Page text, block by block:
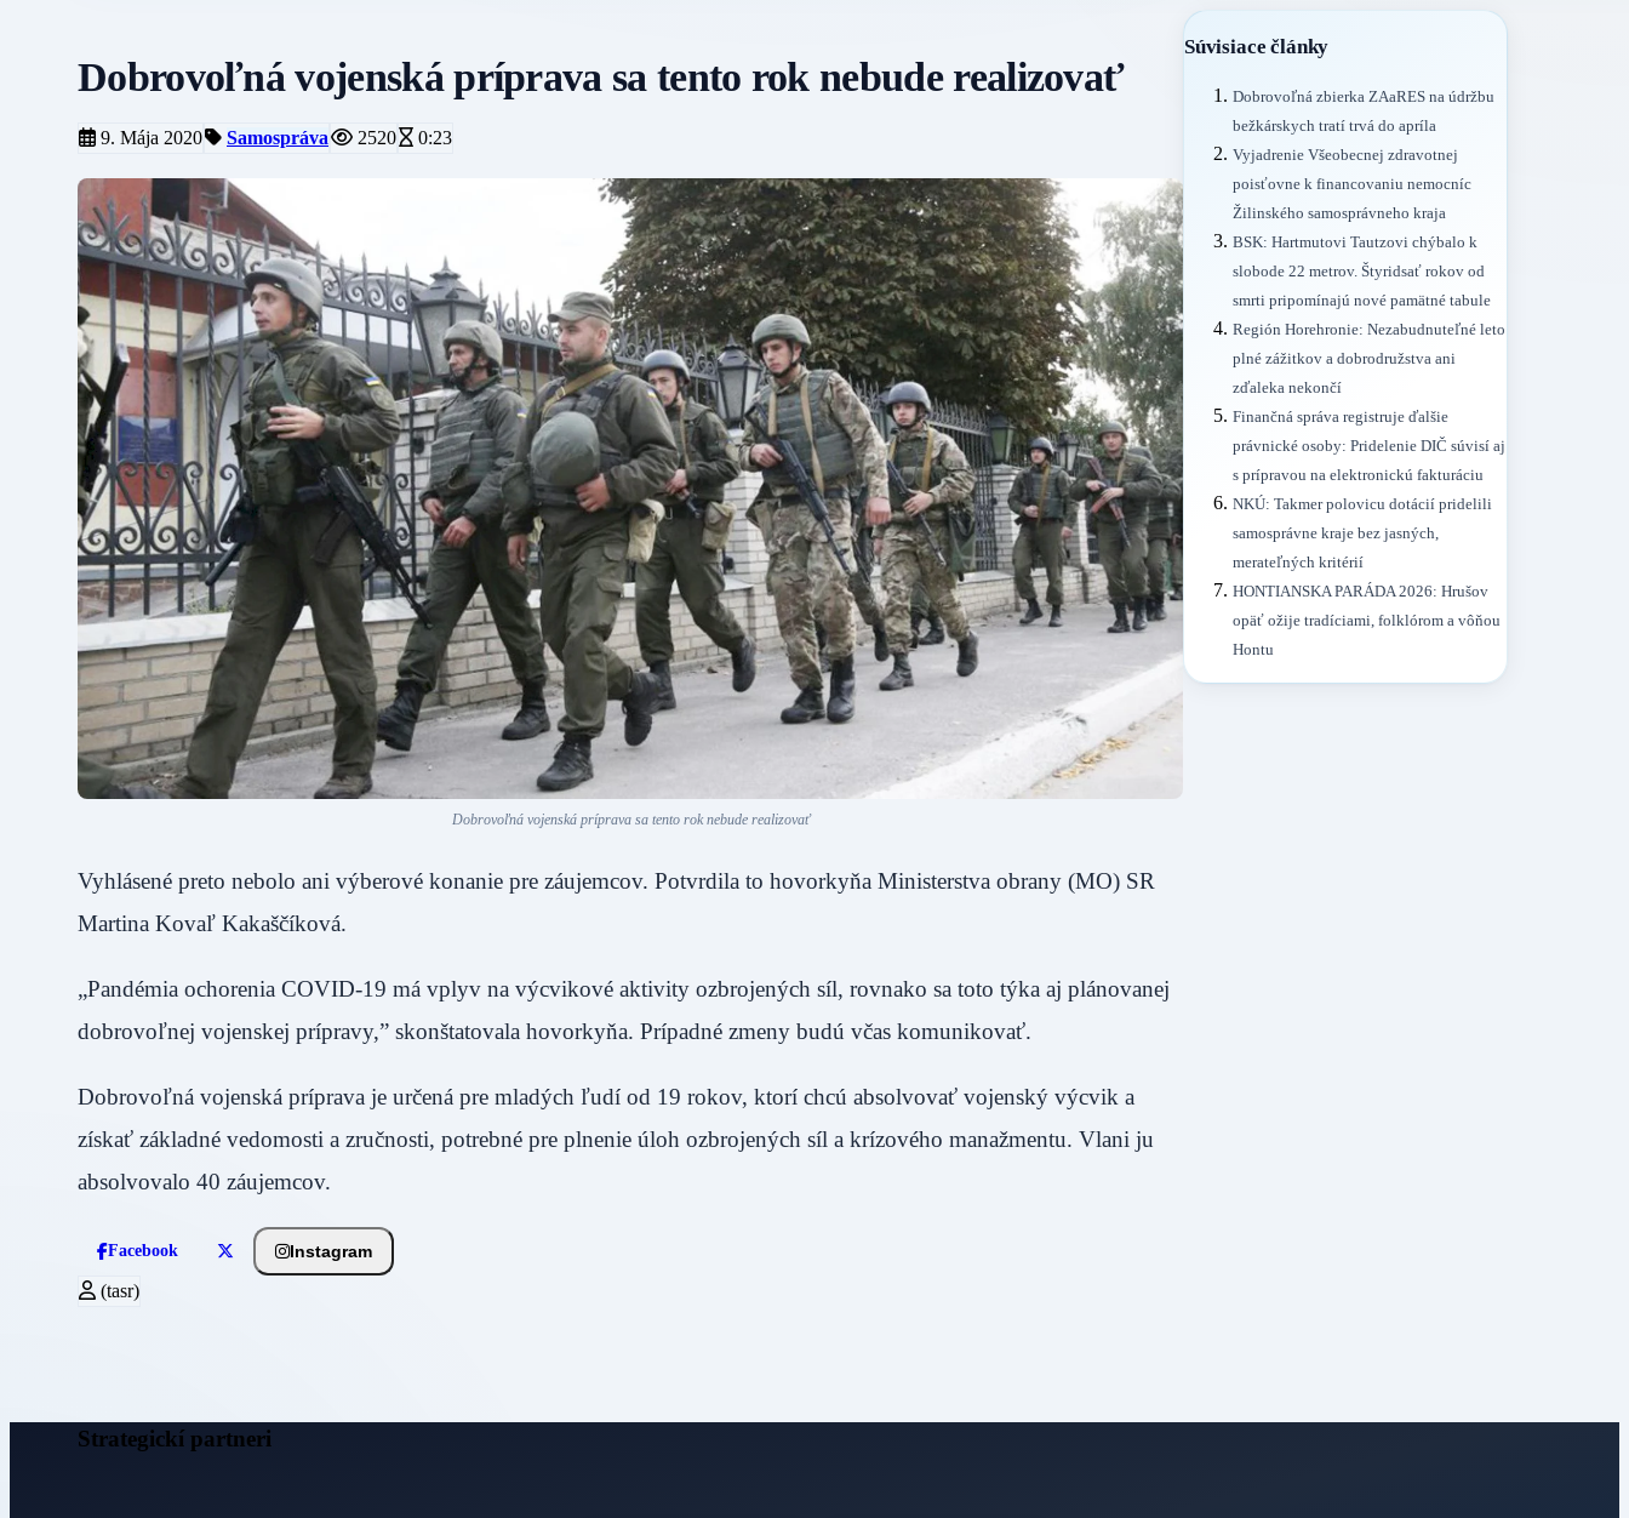
Dobrovoľná vojenská príprava sa tento rok nebude realizovať
9. Mája 2020 Samospráva 2520 0:23
Dobrovoľná vojenská príprava sa tento rok nebude realizovať
Vyhlásené preto nebolo ani výberové konanie pre záujemcov. Potvrdila to hovorkyňa Ministerstva obrany (MO) SR
Martina Kovaľ Kakaščíková.
„Pandémia ochorenia COVID-19 má vplyv na výcvikové aktivity ozbrojených síl, rovnako sa toto týka aj plánovanej
dobrovoľnej vojenskej prípravy,” skonštatovala hovorkyňa. Prípadné zmeny budú včas komunikovať.
Dobrovoľná vojenská príprava je určená pre mladých ľudí od 19 rokov, ktorí chcú absolvovať vojenský výcvik a
získať základné vedomosti a zručnosti, potrebné pre plnenie úloh ozbrojených síl a krízového manažmentu. Vlani ju
absolvovalo 40 záujemcov.
Facebook Instagram
(tasr)
Súvisiace články
Dobrovoľná zbierka ZAaRES na údržbu
bežkárskych tratí trvá do apríla
Vyjadrenie Všeobecnej zdravotnej
poisťovne k financovaniu nemocníc
Žilinského samosprávneho kraja
BSK: Hartmutovi Tautzovi chýbalo k
slobode 22 metrov. Štyridsať rokov od
smrti pripomínajú nové pamätné tabule
Región Horehronie: Nezabudnuteľné leto
plné zážitkov a dobrodružstva ani
zďaleka nekončí
Finančná správa registruje ďalšie
právnické osoby: Pridelenie DIČ súvisí aj
s prípravou na elektronickú fakturáciu
NKÚ: Takmer polovicu dotácií pridelili
samosprávne kraje bez jasných,
merateľných kritérií
HONTIANSKA PARÁDA 2026: Hrušov
opäť ožije tradíciami, folklórom a vôňou
Hontu
Strategickí partneri